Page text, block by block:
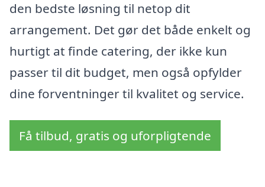
den bedste løsning til netop dit
arrangement. Det gør det både enkelt og
hurtigt at finde catering, der ikke kun
passer til dit budget, men også opfylder
dine forventninger til kvalitet og service.
Få tilbud, gratis og uforpligtende